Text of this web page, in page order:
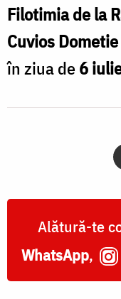
Filotimia de la
Cuvios
în ziua de6
Alătură-te
WhatsApp,